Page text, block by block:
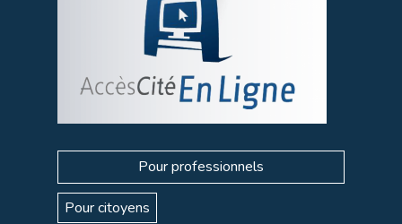
Pour professionnels
Pour citoyens